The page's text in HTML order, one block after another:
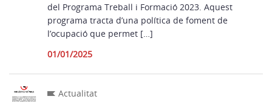
del Programa Treball i Formació 2023. Aquest
programa tracta d’una política de foment de
l’ocupació que permet […]
01/01/2025
Actualitat